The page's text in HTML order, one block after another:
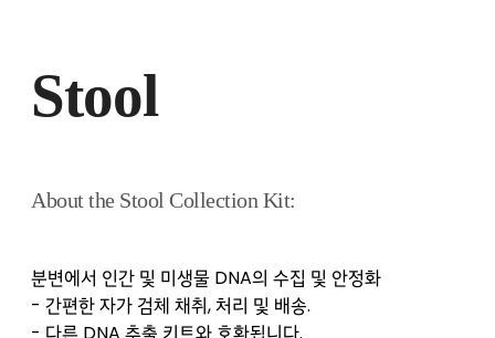
Stool
About the Stool Collection Kit:
분변에서 인간 및 미생물 DNA의 수집 및 안정화
- 간편한 자가 검체 채취, 처리 및 배송.